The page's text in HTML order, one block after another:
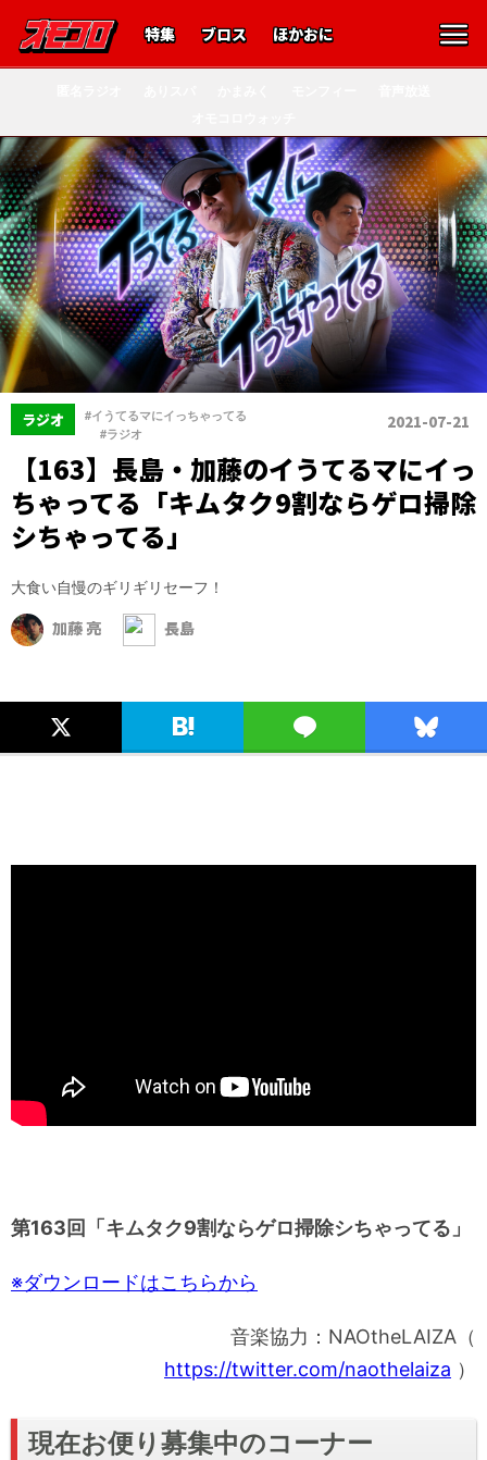
特集 ブロス ほかおに
ラジオ #イうてるマにイっちゃってる
#ラジオ
2021-07-21
【163】長島・加藤のイうてるマにイっ
ちゃってる「キムタク9割ならゲロ掃除
シちゃってる」
大食い自慢のギリギリセーフ！
加藤 亮
長島
第163回「キムタク9割ならゲロ掃除シちゃってる」
※ダウンロードはこちらから
音楽協力：NAOtheLAIZA（
https://twitter.com/naothelaiza ）
現在お便り募集中のコーナー